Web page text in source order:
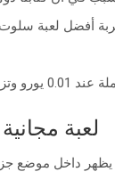
لعبة
داخل موضع